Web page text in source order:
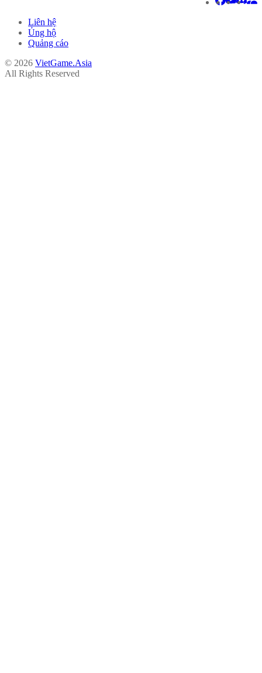
Liên hệ
Ủng hộ
Quảng cáo
© 2026 VietGame.Asia
All Rights Reserved